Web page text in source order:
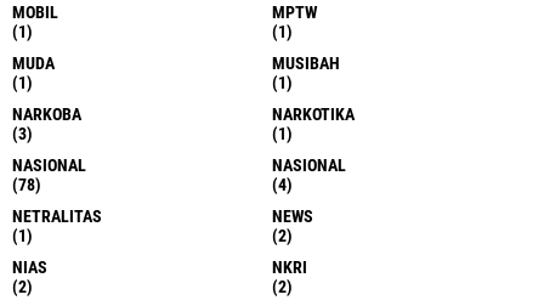
MOBIL
(1)
MPTW
(1)
MUDA
(1)
MUSIBAH
(1)
NARKOBA
(3)
NARKOTIKA
(1)
NASIONAL
(78)
NASIONAL
(4)
NETRALITAS
(1)
NEWS
(2)
NIAS
(2)
NKRI
(2)